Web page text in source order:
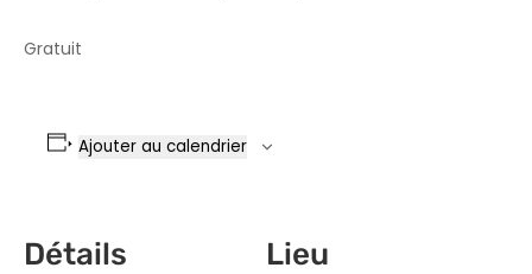
Gratuit
Ajouter au calendrier
Détails Lieu